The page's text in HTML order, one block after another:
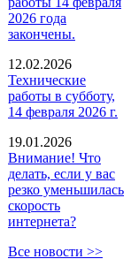
2026 года
закончены.
12.02.2026
Технические
работы в субботу,
14 февраля 2026 г.
19.01.2026
Внимание! Что
делать, если у вас
резко уменьшилась
скорость
интернета?
Все новости >>